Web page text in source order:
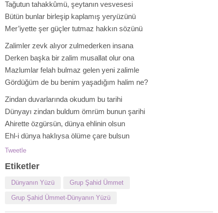
Tağutun tahakkûmü, şeytanın vesvesesi
Bütün bunlar birleşip kaplamış yeryüzünü
Mer’iyette şer güçler tutmaz hakkın sözünü
Zalimler zevk alıyor zulmederken insana
Derken başka bir zalim musallat olur ona
Mazlumlar felah bulmaz gelen yeni zalimle
Gördüğüm de bu benim yaşadığım halim ne?
Zindan duvarlarında okudum bu tarihi
Dünyayı zindan buldum ömrüm bunun şarihi
Ahirette özgürsün, dünya ehlinin olsun
Ehl-i dünya haklıysa ölüme çare bulsun
Tweetle
Etiketler
Dünyanın Yüzü Grup Şahid Ümmet
Grup Şahid Ümmet-Dünyanın Yüzü